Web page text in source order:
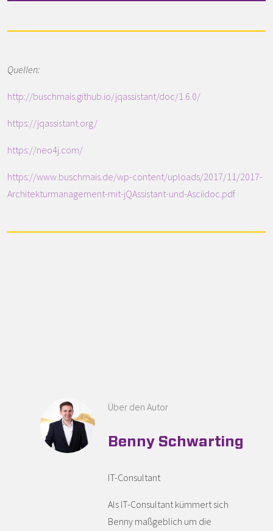
Quellen:
http://buschmais.github.io/jqassistant/doc/1.6.0/
https://jqassistant.org/
https://neo4j.com/
https://www.buschmais.de/wp-content/uploads/2017/11/2017-
Architekturmanagement-mit-jQAssistant-und-Asciidoc.pdf
Über den Autor
Benny Schwarting
IT-Consultant
Als IT-Consultant kümmert sich
Benny maßgeblich um die